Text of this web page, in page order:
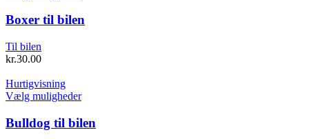
har
flere
varesiden
Boxer til bilen
Til bilen
kr.30.00
Hurtigvisning
Vælg mulighederDette
har
flere
Bulldog til bilen